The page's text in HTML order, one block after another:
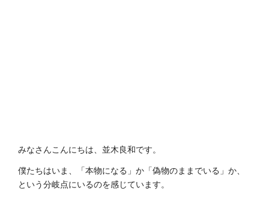
みなさんこんにちは、並木良和です。
僕たちはいま、「本物になる」か「偽物のままでいる」か、
という分岐点にいるのを感じています。